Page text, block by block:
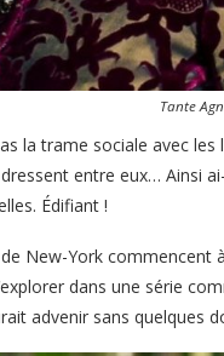
Tante
la trame sociale avec les
entre eux… Ainsi
Édifiant !
New-York commencent
dans une série
advenir sans quelques